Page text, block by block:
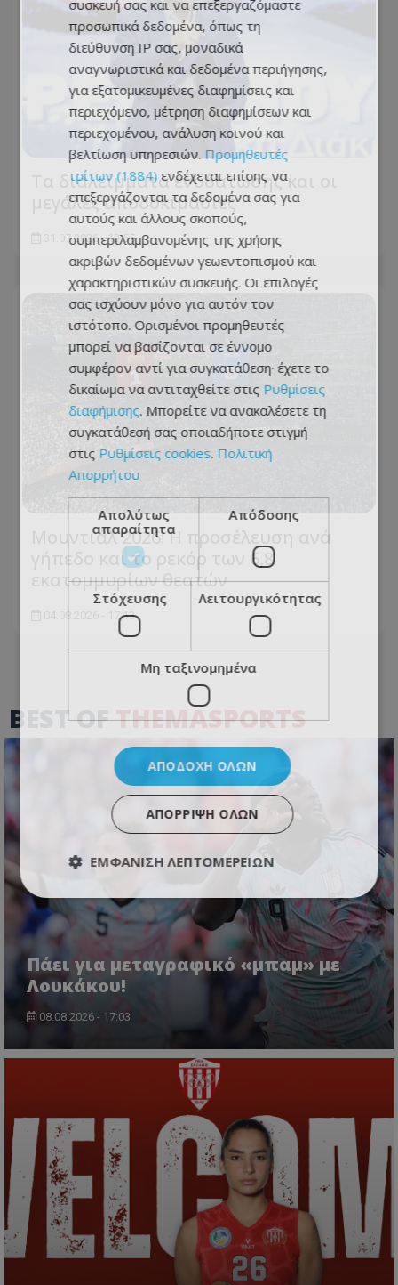
Τα διαλείμματα ενυδάτωσης και οι
μεγάλες αποδοκιμασίες
31.07.2026 - 13:55
Μουντιάλ 2026: Η προσέλευση ανά
γήπεδο και το ρεκόρ των 6,8
εκατομμυρίων θεατών
04.08.2026 - 17:13
BEST OFTHEMASPORTS
Πάει για μεταγραφικό «μπαμ» με
Λουκάκου!
08.08.2026 - 17:03
συσκευή σας και να επεξεργαζόμαστε
προσωπικά δεδομένα, όπως τη
διεύθυνση IP σας, μοναδικά
αναγνωριστικά και δεδομένα περιήγησης,
για εξατομικευμένες διαφημίσεις και
περιεχόμενο, μέτρηση διαφημίσεων και
περιεχομένου, ανάλυση κοινού και
βελτίωση υπηρεσιών.Προμηθευτές
τρίτων (1884) ενδέχεται επίσης να
επεξεργάζονται τα δεδομένα σας για
αυτούς και άλλους σκοπούς,
συμπεριλαμβανομένης της χρήσης
ακριβών δεδομένων γεωεντοπισμού και
χαρακτηριστικών συσκευής. Οι επιλογές
σας ισχύουν μόνο για αυτόν τον
ιστότοπο. Ορισμένοι προμηθευτές
μπορεί να βασίζονται σε έννομο
συμφέρον αντί για συγκατάθεση· έχετε το
δικαίωμα να αντιταχθείτε στις Ρυθμίσεις
διαφήμισης. Μπορείτε να ανακαλέσετε τη
συγκατάθεσή σας οποιαδήποτε στιγμή
στις Ρυθμίσεις cookies. Πολιτική
Απορρήτου
Απολύτως
απαραίτητα
Απόδοσης
Στόχευσης Λειτουργικότητας
Μη ταξινομημένα
ΑΠΟΔΟΧΉ ΌΛΩΝ
ΑΠΌΡΡΙΨΗ ΌΛΩΝ
ΕΜΦΆΝΙΣΗ ΛΕΠΤΟΜΕΡΕΙΏΝ